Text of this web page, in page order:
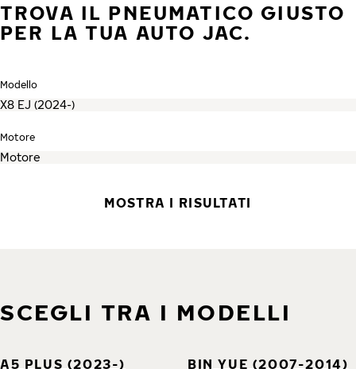
TROVA IL PNEUMATICO GIUSTO
PER LA TUA AUTO JAC.
Modello
Motore
MOSTRA I RISULTATI
SCEGLI TRA I MODELLI
A5 PLUS (2023-) BIN YUE (2007-2014)